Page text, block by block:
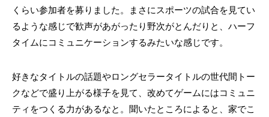
くらい参加者を募りました。まさにスポーツの試合を見てい
るような感じで歓声があがったり野次がとんだりと、ハーフ
タイムにコミュニケーションするみたいな感じです。
好きなタイトルの話題やロングセラータイトルの世代間トー
クなどで盛り上がる様子を見て、改めてゲームにはコミュニ
ティをつくる力があるなと。聞いたところによると、家でこ